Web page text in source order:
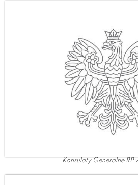
Konsulaty Generalne RP